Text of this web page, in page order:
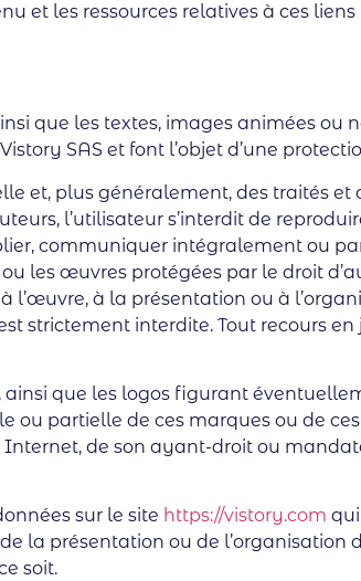
et les ressources relatives à ces
que les textes, images animées ou
SAS et font l’objet d’une
et, plus généralement, des traités
l’utilisateur s’interdit de
communiquer intégralement ou
les œuvres protégées par le droit
à la présentation ou à
strictement interdite. Tout recours
ainsi que les logos figurant
ou partielle de ces marques ou de
de son ayant-droit ou
sur le site https://vistory.com
la présentation ou de
soit.